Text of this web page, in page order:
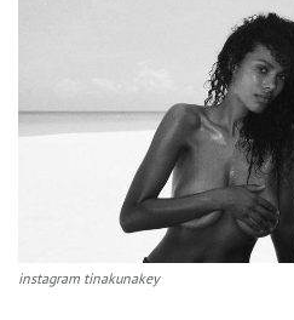
instagram tinakunakey